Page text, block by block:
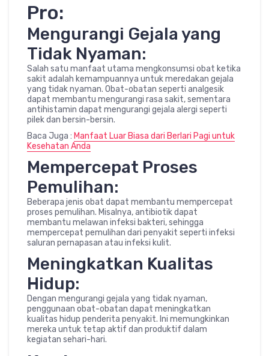
Pro:
Mengurangi Gejala yang
Tidak Nyaman:
Salah satu manfaat utama mengkonsumsi obat ketika
sakit adalah kemampuannya untuk meredakan gejala
yang tidak nyaman. Obat-obatan seperti analgesik
dapat membantu mengurangi rasa sakit, sementara
antihistamin dapat mengurangi gejala alergi seperti
pilek dan bersin-bersin.
Baca Juga : Manfaat Luar Biasa dari Berlari Pagi untuk
Kesehatan Anda
Mempercepat Proses
Pemulihan:
Beberapa jenis obat dapat membantu mempercepat
proses pemulihan. Misalnya, antibiotik dapat
membantu melawan infeksi bakteri, sehingga
mempercepat pemulihan dari penyakit seperti infeksi
saluran pernapasan atau infeksi kulit.
Meningkatkan Kualitas
Hidup:
Dengan mengurangi gejala yang tidak nyaman,
penggunaan obat-obatan dapat meningkatkan
kualitas hidup penderita penyakit. Ini memungkinkan
mereka untuk tetap aktif dan produktif dalam
kegiatan sehari-hari.